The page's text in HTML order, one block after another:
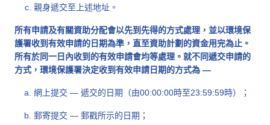
親身遞交至上述地址。
所有申請及有關資助分配會以先到先得的方式處理，並以環境保
護署收到有效申請的日期為準，直至資助計劃的資金用完為止。
所有於同一日內收到的有效申請會均等處理。就不同遞交申請的
方式，環境保護署決定收到有效申請日期的方式為 —
網上提交 — 遞交的日期（由00:00:00時至23:59:59時）；
郵寄提交 — 郵戳所示的日期；